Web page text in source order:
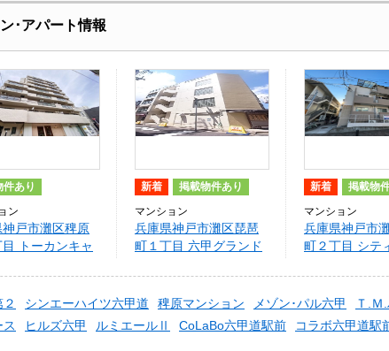
･アパート情報
件あり
ン
戸市灘区稗原
トーカンキャ
新着 掲載物件あり
マンション
兵庫県神戸市灘区琵琶
町１丁目 六甲グランド
新着 掲載物
マンション
兵庫県神戸市
町２丁目 シテ
シンエーハイツ六甲道 稗原マンション メゾン･パル六甲 Ｔ.Ｍ
ヒルズ六甲 ルミエールⅡ CoLaBo六甲道駅前 コラボ六甲道駅